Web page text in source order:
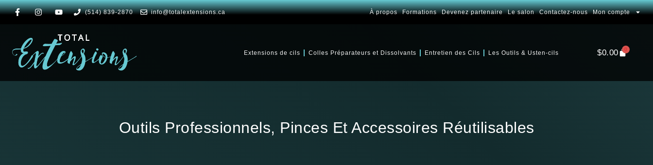
(514) 839-2870 info@totalextensions.ca À propos Formations Devenez partenaire Le salon Contactez-nous Mon compte
Extensions de cils Colles Préparateurs et Dissolvants Entretien des Cils Les Outils & Usten-cils $0.00 0
Outils Professionnels, Pinces Et Accessoires Réutilisables